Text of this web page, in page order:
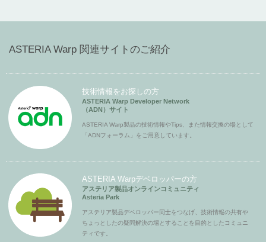
ASTERIA Warp 関連サイトのご紹介
技術情報をお探しの方
ASTERIA Warp Developer Network
（ADN）サイト
ASTERIA Warp製品の技術情報やTips、また情報交換の場として
「ADNフォーラム」をご用意しています。
ASTERIA Warpデベロッパーの方
アステリア製品オンラインコミュニティ
Asteria Park
アステリア製品デベロッパー同士をつなげ、技術情報の共有や
ちょっとしたの疑問解決の場とすることを目的としたコミュニ
ティです。